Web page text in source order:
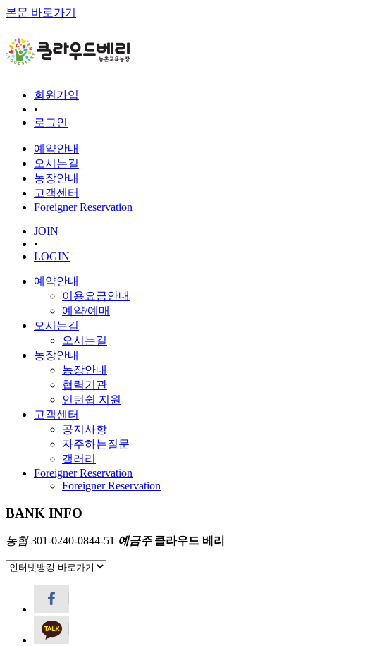
본문 바로가기
회원가입
•
로그인
예약안내
오시는길
농장안내
고객센터
Foreigner Reservation
JOIN
•
LOGIN
예약안내
이용요금안내
예약/예매
오시는길
오시는길
농장안내
농장안내
협력기관
인턴쉽 지원
고객센터
공지사항
자주하는질문
갤러리
Foreigner Reservation
Foreigner Reservation
BANK INFO
농협301-0240-0844-51 예금주클라우드 베리